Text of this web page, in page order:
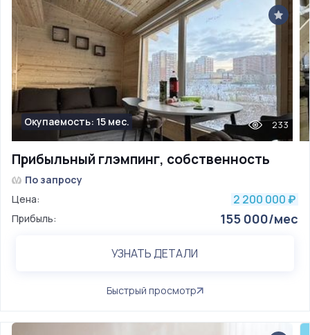
Прибыльный глэмпинг, собственность
Окупаемость: 15 мес. 233
По запросу
Цена:
2 200 000 ₽
Прибыль: 155 000/мес
УЗНАТЬ ДЕТАЛИ
Быстрый просмотр